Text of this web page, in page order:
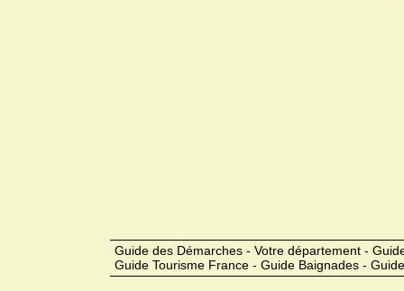
Guide des Démarches - Votre département -
Guide Tourisme France - Guide Baignades -